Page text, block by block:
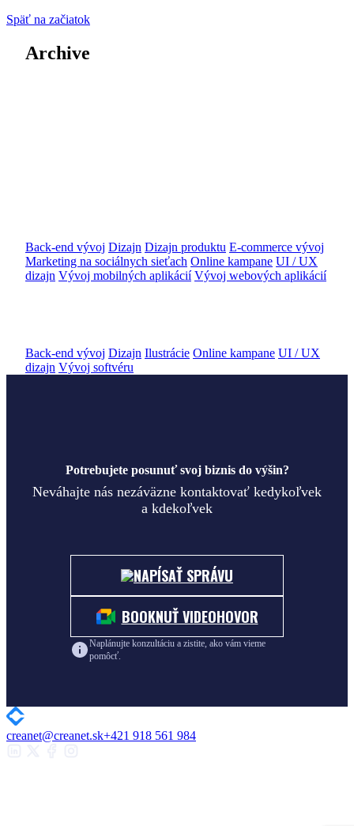
Späť na začiatok
Archive
Back-end vývoj Dizajn Dizajn produktu E-commerce vývoj
Marketing na sociálnych sieťach Online kampane UI / UX
dizajn Vývoj mobilných aplikácií Vývoj webových aplikácií
Back-end vývoj Dizajn Ilustrácie Online kampane UI / UX
dizajn Vývoj softvéru
Potrebujete posunuť svoj biznis do výšin?
Neváhajte nás nezáväzne kontaktovať kedykoľvek
a kdekoľvek
NAPÍSAŤ SPRÁVU
BOOKNUŤ VIDEOHOVOR
Naplánujte konzultáciu a zistite, ako vám vieme
pomôcť.
creanet@creanet.sk+421 918 561 984